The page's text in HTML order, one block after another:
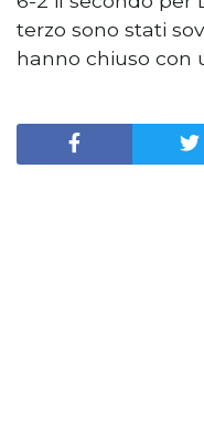
terzo sono stati
hanno chiuso con